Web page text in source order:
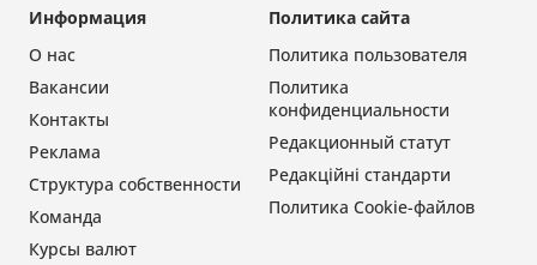
Политика сайта
Политика пользователя
Политика
конфиденциальности
Редакционный статут
Редакційні стандарти
Политика Cookie-файлов
Информация
О нас
Вакансии
Контакты
Реклама
Структура собственности
Команда
Курсы валют